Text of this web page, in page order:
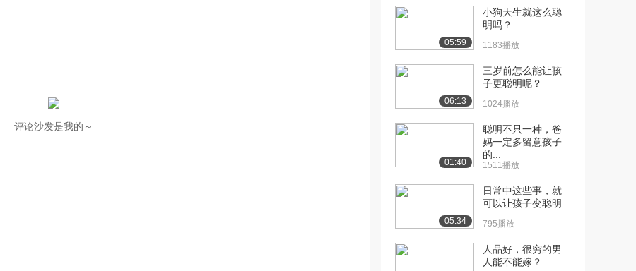
评论沙发是我的～
05:59
小狗天生就这么聪
明吗？
1183播放
06:13
三岁前怎么能让孩
子更聪明呢？
1024播放
01:40
聪明不只一种，爸
妈一定多留意孩子
的...
1511播放
05:34
日常中这些事，就
可以让孩子变聪明
795播放
人品好，很穷的男
人能不能嫁？